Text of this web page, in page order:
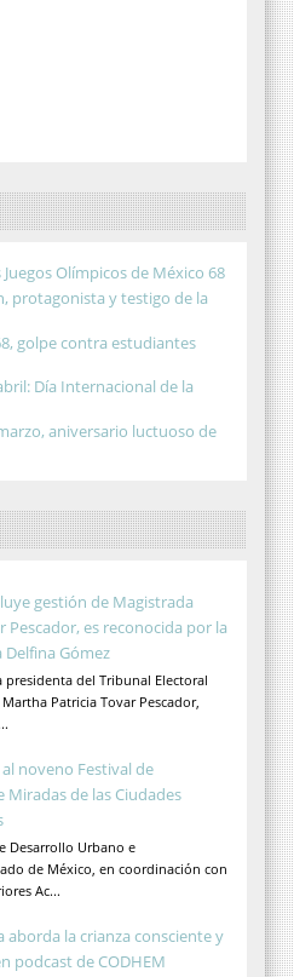
Olímpicos de México 68
protagonista y testigo de la
golpe contra estudiantes
Día Internacional de la
aniversario luctuoso de
gestión de Magistrada
Pescador, es reconocida por la
Gómez
presidenta del Tribunal Electoral
Patricia Tovar Pescador,
noveno Festival de
Miradas de las Ciudades
Desarrollo Urbano e
de México, en coordinación con
Ac...
aborda la crianza consciente y
podcast de CODHEM